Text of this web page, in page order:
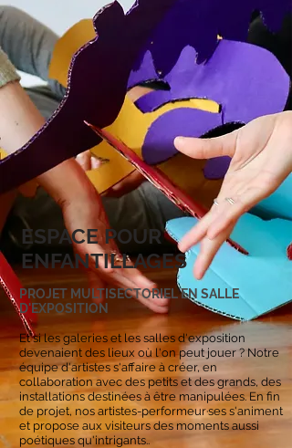
ESPACE POUR
ENFANTILLAGES
PROJET MULTISECTORIEL EN SALLE
D'EXPOSITION
Et si les galeries et les salles d'exposition
devenaient des lieux où l'on peut jouer ? Notre
équipe d'artistes s'affaire à créer, en
collaboration avec des petits et des grands, des
installations destinées à être manipulées. En fin
de projet, nos artistes-performeur·ses s'animent
et propose aux visiteurs des moments aussi
poétiques qu'intrigants..